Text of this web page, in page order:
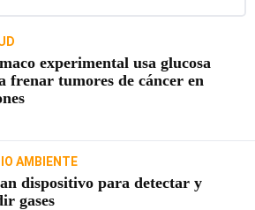
experimental usa glucosa
frenar tumores de cáncer en
AMBIENTE
dispositivo para detectar y
gases